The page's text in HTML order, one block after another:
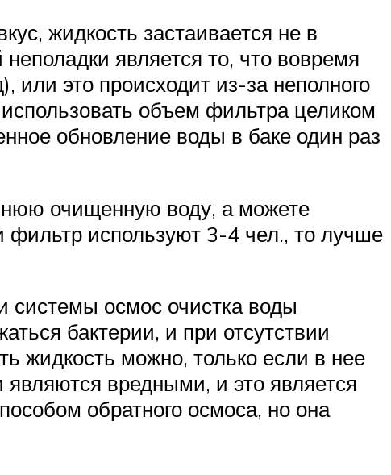
жидкость застаивается не в
является то, что вовремя
или это происходит из-за неполного
объем фильтра целиком
обновление воды в баке один раз
очищенную воду, а можете
используют 3-4 чел., то лучше
системы осмос очистка воды
бактерии, и при отсутствии
жидкость можно, только если в нее
вредными, и это является
обратного осмоса, но она